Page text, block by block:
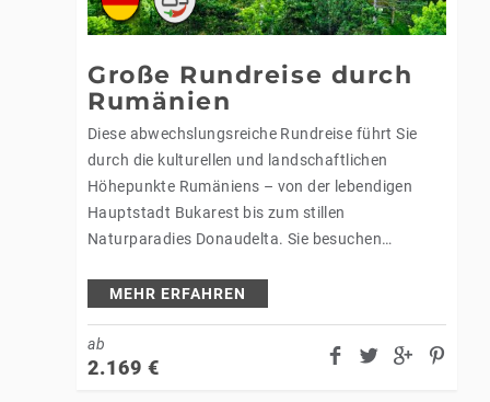
Große Rundreise durch
Rumänien
Diese abwechslungsreiche Rundreise führt Sie
durch die kulturellen und landschaftlichen
Höhepunkte Rumäniens – von der lebendigen
Hauptstadt Bukarest bis zum stillen
Naturparadies Donaudelta. Sie besuchen
Siebenbürgens und eindrucksvolle UNESCO-
Natur und…
MEHR ERFAHREN
ab
2.169 €